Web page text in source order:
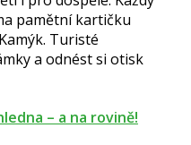
pamětní kartičku
Turisté
a odnést si otisk
– a na rovině!